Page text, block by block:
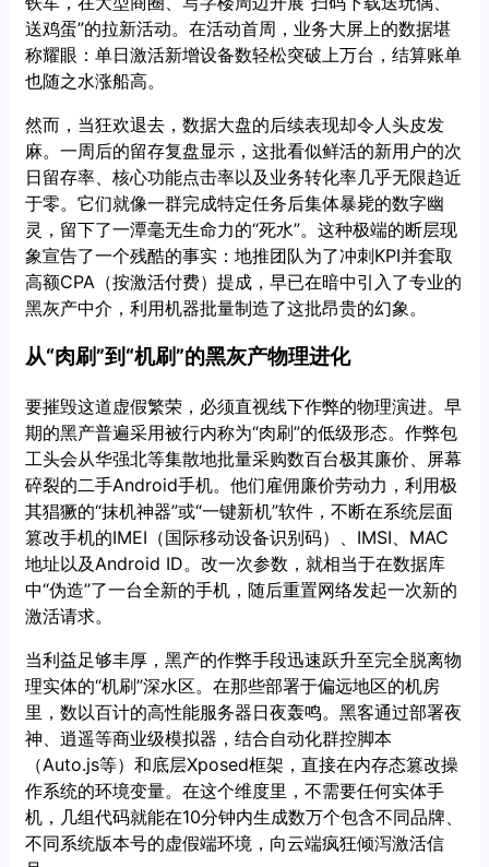
送鸡蛋”的拉新活动。在活动首周，业务大屏上的数据堪
称耀眼：单日激活新增设备数轻松突破上万台，结算账单
也随之水涨船高。
然而，当狂欢退去，数据大盘的后续表现却令人头皮发
麻。一周后的留存复盘显示，这批看似鲜活的新用户的次
日留存率、核心功能点击率以及业务转化率几乎无限趋近
于零。它们就像一群完成特定任务后集体暴毙的数字幽
灵，留下了一潭毫无生命力的“死水”。这种极端的断层现
象宣告了一个残酷的事实：地推团队为了冲刺KPI并套取
高额CPA（按激活付费）提成，早已在暗中引入了专业的
黑灰产中介，利用机器批量制造了这批昂贵的幻象。
从“肉刷”到“机刷”的黑灰产物理进化
要摧毁这道虚假繁荣，必须直视线下作弊的物理演进。早
期的黑产普遍采用被行内称为“肉刷”的低级形态。作弊包
工头会从华强北等集散地批量采购数百台极其廉价、屏幕
碎裂的二手Android手机。他们雇佣廉价劳动力，利用极
其猖獗的“抹机神器”或“一键新机”软件，不断在系统层面
篡改手机的IMEI（国际移动设备识别码）、IMSI、MAC
地址以及Android ID。改一次参数，就相当于在数据库
中“伪造”了一台全新的手机，随后重置网络发起一次新的
激活请求。
当利益足够丰厚，黑产的作弊手段迅速跃升至完全脱离物
理实体的“机刷”深水区。在那些部署于偏远地区的机房
里，数以百计的高性能服务器日夜轰鸣。黑客通过部署夜
神、逍遥等商业级模拟器，结合自动化群控脚本
（Auto.js等）和底层Xposed框架，直接在内存态篡改操
作系统的环境变量。在这个维度里，不需要任何实体手
机，几组代码就能在10分钟内生成数万个包含不同品牌、
不同系统版本号的虚假端环境，向云端疯狂倾泻激活信